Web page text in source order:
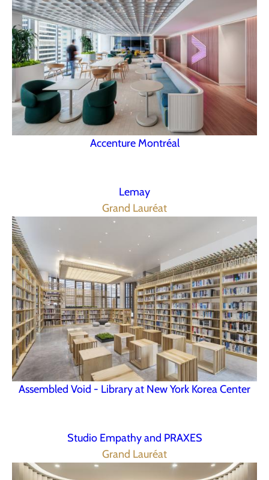
Accenture Montréal
Lemay
Grand Lauréat
Assembled Void - Library at New York Korea Center
Studio Empathy and PRAXES
Grand Lauréat